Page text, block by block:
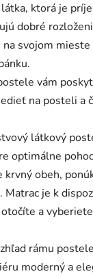
ktorá je
dobré
svojom
vám
na posteli a
látkový
optimálne
obeh,
Matrac je k
a
rámu
moderný a